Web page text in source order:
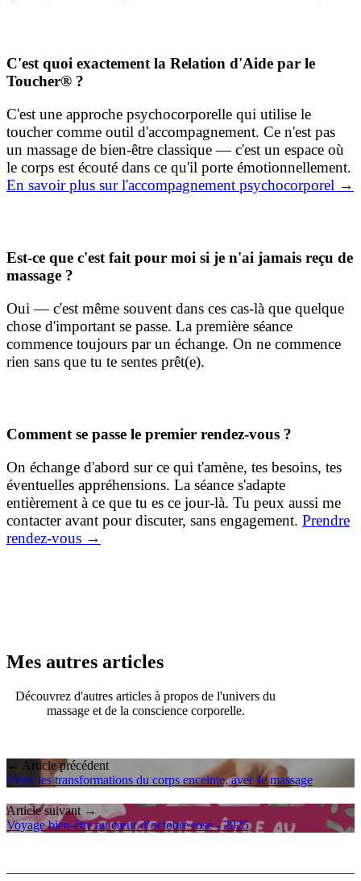
C'est quoi exactement la Relation d'Aide par le
Toucher® ?
C'est une approche psychocorporelle qui utilise le
toucher comme outil d'accompagnement. Ce n'est pas
un massage de bien-être classique — c'est un espace où
le corps est écouté dans ce qu'il porte émotionnellement.
En savoir plus sur l'accompagnement psychocorporel →
Est-ce que c'est fait pour moi si je n'ai jamais reçu de
massage ?
Oui — c'est même souvent dans ces cas-là que quelque
chose d'important se passe. La première séance
commence toujours par un échange. On ne commence
rien sans que tu te sentes prêt(e).
Comment se passe le premier rendez-vous ?
On échange d'abord sur ce qui t'amène, tes besoins, tes
éventuelles appréhensions. La séance s'adapte
entièrement à ce que tu es ce jour-là. Tu peux aussi me
contacter avant pour discuter, sans engagement. Prendre
rendez-vous →
Mes autres articles
Découvrez d'autres articles à propos de l'univers du
massage et de la conscience corporelle.
← Article précédent
Vivre les transformations du corps enceinte, avec le massage
Article suivant →
Voyage bien-être au cœur d’octobre rose - 2025